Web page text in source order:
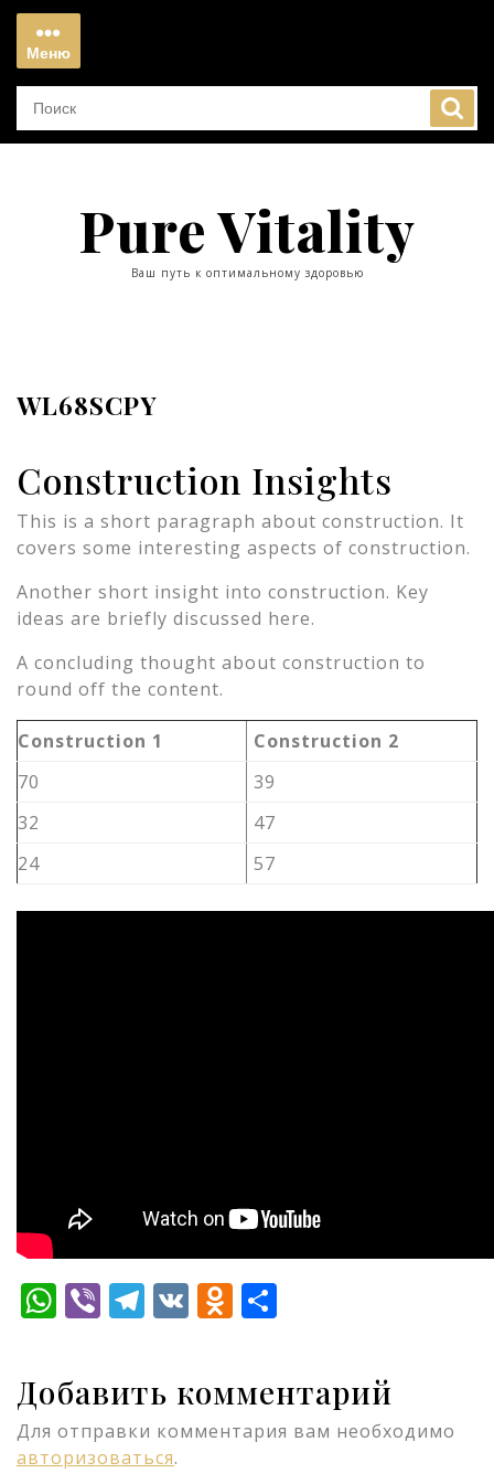
Перейти
содержимому
Меню
Меню
Pure Vitality
Ваш путь к оптимальному здоровью
WL68SCPY
Construction Insights
This is a short paragraph about construction. It
covers some interesting aspects of construction.
Another short insight into construction. Key
ideas are briefly discussed here.
A concluding thought about construction to
round off the content.
Construction 1
Construction 2
70
39
32
47
24
57
WhatsApp
ViberTelegram
VKOdnoklassniki
Добавить комментарий
Для отправки комментария вам необходимо
авторизоваться.